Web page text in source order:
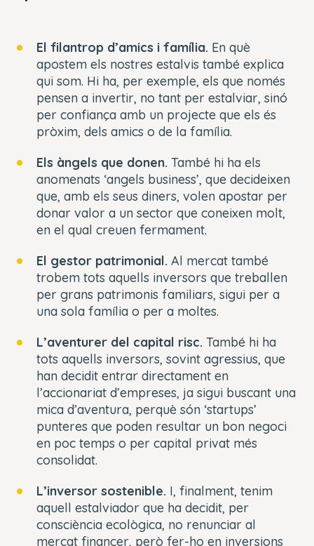
El filantrop d’amics i família. En què
apostem els nostres estalvis també explica
qui som. Hi ha, per exemple, els que només
pensen a invertir, no tant per estalviar, sinó
per confiança amb un projecte que els és
pròxim, dels amics o de la família.
Els àngels que donen. També hi ha els
anomenats ‘angels business’, que decideixen
que, amb els seus diners, volen apostar per
donar valor a un sector que coneixen molt,
en el qual creuen fermament.
El gestor patrimonial. Al mercat també
trobem tots aquells inversors que treballen
per grans patrimonis familiars, sigui per a
una sola família o per a moltes.
L’aventurer del capital risc. També hi ha
tots aquells inversors, sovint agressius, que
han decidit entrar directament en
l’accionariat d’empreses, ja sigui buscant una
mica d’aventura, perquè són ‘startups’
punteres que poden resultar un bon negoci
en poc temps o per capital privat més
consolidat.
L’inversor sostenible. I, finalment, tenim
aquell estalviador que ha decidit, per
consciència ecològica, no renunciar al
mercat financer, però fer-ho en inversions